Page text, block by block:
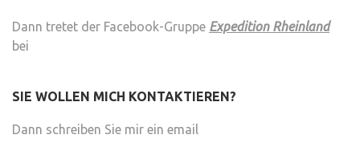
Dann tretet der Facebook-Gruppe Expedition Rheinland
bei
SIE WOLLEN MICH KONTAKTIEREN?
Dann schreiben Sie mir ein email